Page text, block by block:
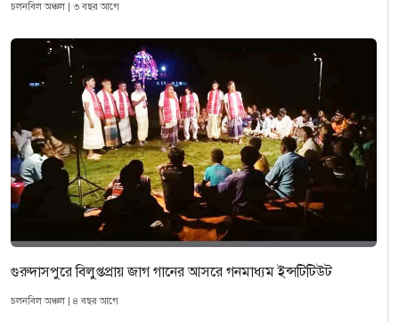
চলনবিল অঞ্চল | ৩ বছর আগে
গুরুদাসপুরে বিলুপ্তপ্রায় জাগ গানের আসরে গনমাধ্যম ইন্সটিটিউট
চলনবিল অঞ্চল | ৪ বছর আগে